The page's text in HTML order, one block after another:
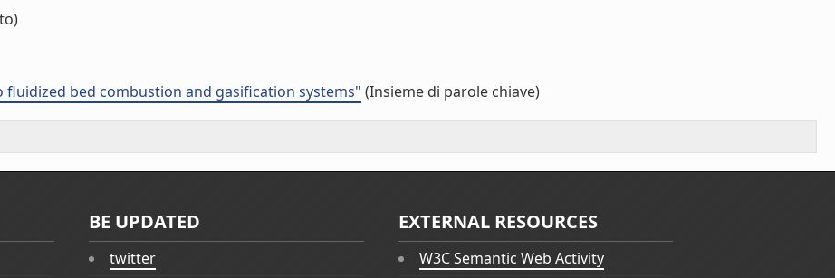
bed combustion and gasification systems" (Insieme di parole chiave)
BE UPDATED
twitter
EXTERNAL RESOURCES
W3C Semantic Web Activity